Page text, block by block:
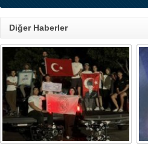
Diğer Haberler